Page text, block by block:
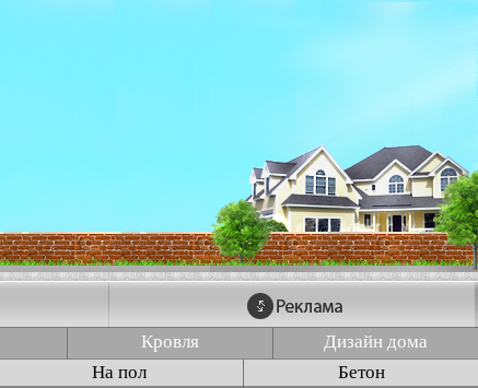
Кровля
Дизайн дома
На пол Бетон